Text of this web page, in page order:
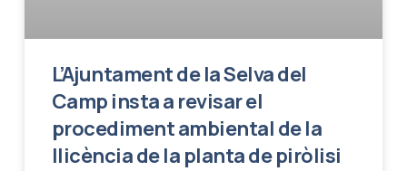
L’Ajuntament de la Selva del
Camp insta a revisar el
procediment ambiental de la
llicència de la planta de piròlisi